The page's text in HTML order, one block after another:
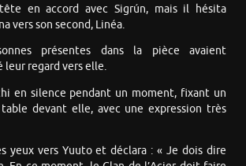
en accord avec Sigrún, mais il hésita
vers son second, Linéa.
présentes dans la pièce avaient
regard vers elle.
en silence pendant un moment, fixant un
devant elle, avec une expression très
yeux vers Yuuto et déclara : « Je dois dire